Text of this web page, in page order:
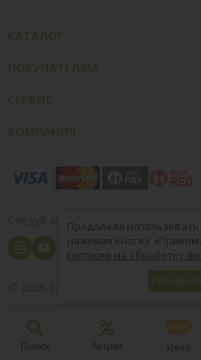
Следуй за нами
8 (800) 004-09-
PRO
Продолжая использовать
нажимая кнопку
согласие на обработку
Принимаю